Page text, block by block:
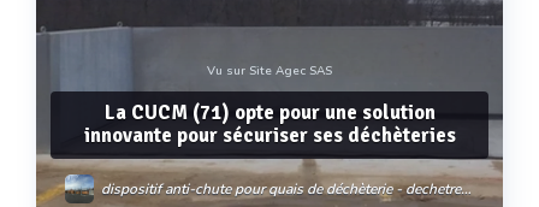
Vu sur Site Agec SAS
La CUCM (71) opte pour une solution
innovante pour sécuriser ses déchèteries
dispositif anti-chute pour quais de déchèterie - dechetremie®